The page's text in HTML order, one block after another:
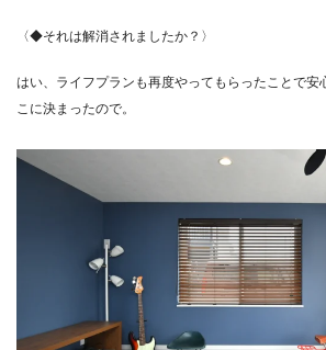
〈◆それは解消されましたか？〉
はい、ライフプランも再度やってもらったことで安
こに決まったので。